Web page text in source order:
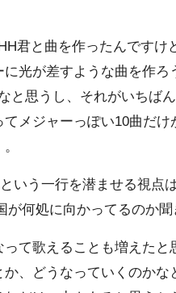
君と曲を作ったんですけ
光が差すような曲を作ろ
と思うし、それがいちば
メジャーっぽい10曲だ
いう一行を潜ませる視点
何処に向かってるのか聞
て歌えることも増えた
、どうなっていくのかな